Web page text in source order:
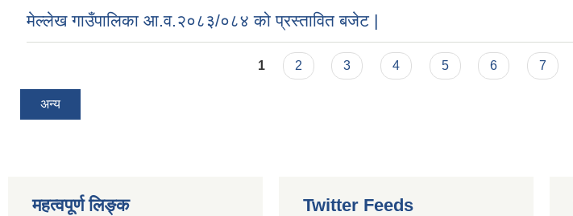
मेल्लेख गाउँपालिका आ.व.२०८३/०८४ को प्रस्तावित बजेट |
1 2 3 4 5 6 7
अन्य
महत्वपूर्ण लिङ्क Twitter Feeds